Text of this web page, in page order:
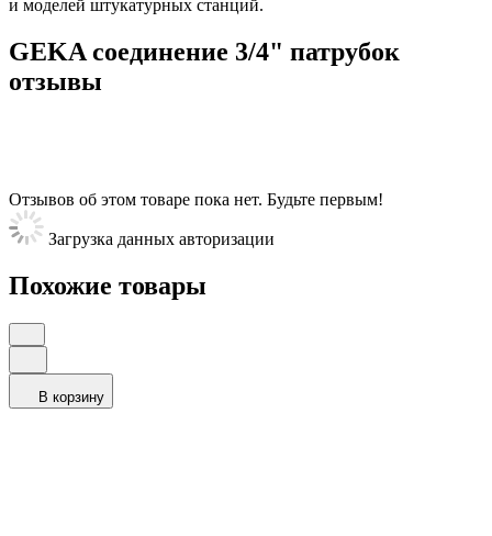
и моделей штукатурных станций.
GEKA соединение 3/4" патрубок
отзывы
Отзывов об этом товаре пока нет. Будьте первым!
Загрузка данных авторизации
Похожие товары
В корзину